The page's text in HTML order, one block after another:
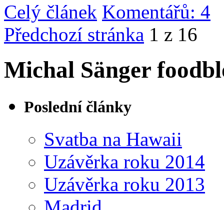
Celý článek Komentářů: 4
Předchozí stránka 1 z 16
Michal Sänger
Poslední články
Svatba na Hawaii
Uzávěrka roku 2014
Uzávěrka roku 2013